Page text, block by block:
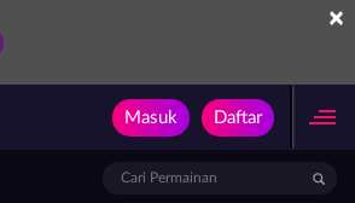
×
Masuk Daftar